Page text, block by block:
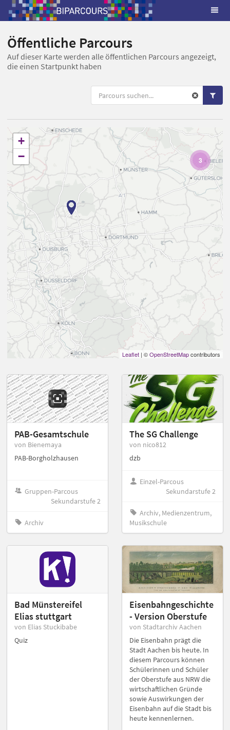
Öffentliche Parcours
Auf dieser Karte werden alle öffentlichen Parcours angezeigt,
die einen Startpunkt haben
3
+
−
Leaflet | ©OpenStreetMapcontributors
PAB-Gesamtschule
von Bienemaya
PAB-Borgholzhausen
Gruppen-Parcous
Sekundarstufe 2
Archiv
The SG Challenge
von nico812
dzb
Einzel-Parcous
Sekundarstufe 2
Archiv, Medienzentrum,
Musikschule
Bad Münstereifel
Elias stuttgart
von Elias Stuckibabe
Quiz
Eisenbahngeschichte
- Version Oberstufe
von Stadtarchiv Aachen
Die Eisenbahn prägt die
Stadt Aachen bis heute. In
diesem Parcours können
Schülerinnen und Schüler
der Oberstufe aus NRW die
wirtschaftlichen Gründe
sowie Auswirkungen der
Eisenbahn auf die Stadt bis
heute kennenlernen.